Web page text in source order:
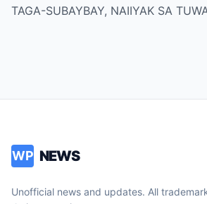
TAGA-SUBAYBAY, NAIIYAK SA
WP NEWS
Unofficial news and updates. All